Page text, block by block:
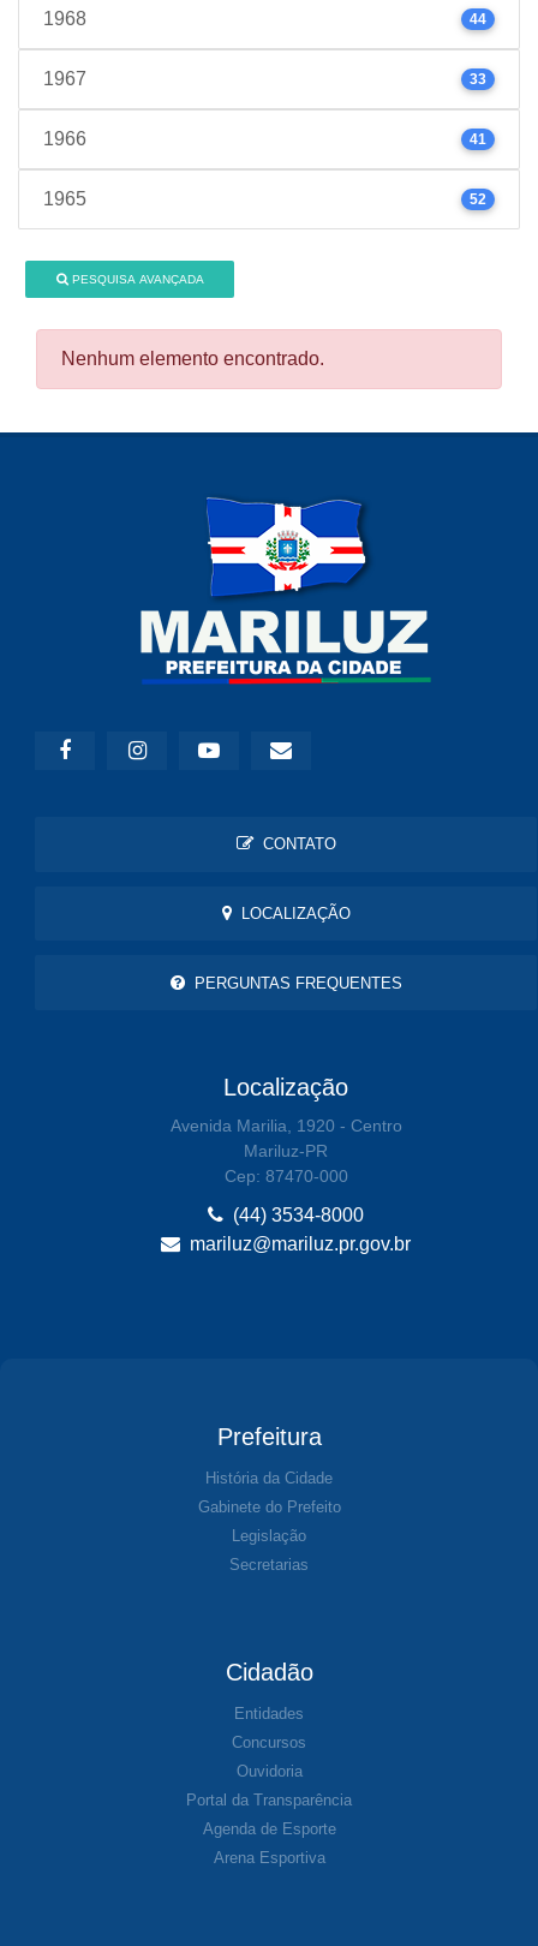
1968 44
1967 33
1966 41
1965 52
PESQUISA AVANÇADA
Nenhum elemento encontrado.
CONTATO
LOCALIZAÇÃO
PERGUNTAS FREQUENTES
Localização
Avenida Marilia, 1920 - Centro
Mariluz-PR
Cep: 87470-000
(44) 3534-8000
mariluz@mariluz.pr.gov.br
Prefeitura
História da Cidade
Gabinete do Prefeito
Legislação
Secretarias
Cidadão
Entidades
Concursos
Ouvidoria
Portal da Transparência
Agenda de Esporte
Arena Esportiva